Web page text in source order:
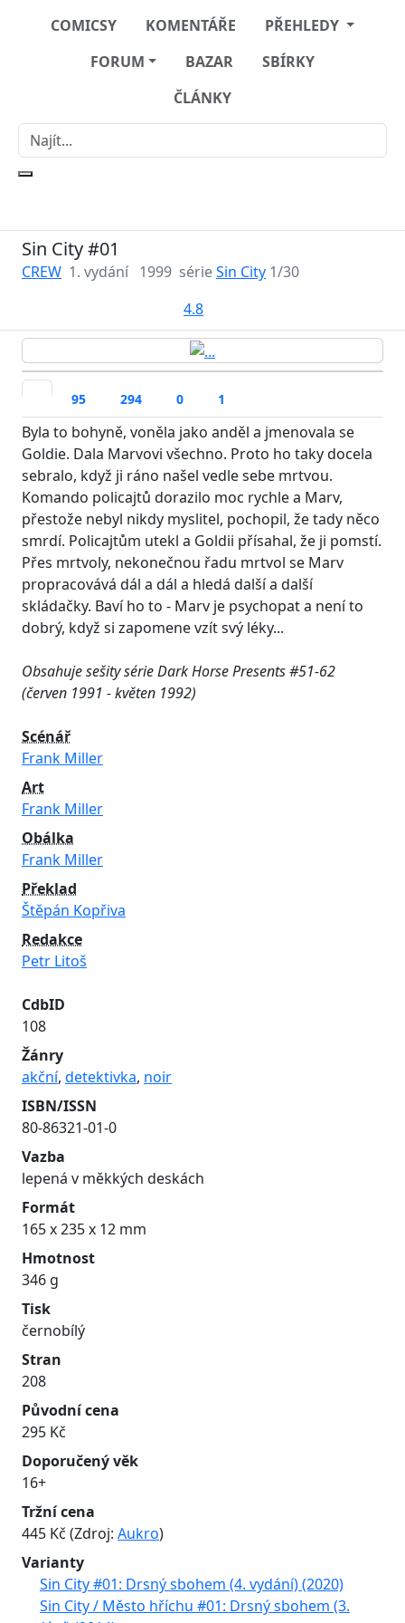
COMICSY KOMENTÁŘE
PŘEHLEDY
FORUM
BAZAR
SBÍRKY
ČLÁNKY
Sin City #01
CREW 1. vydání 1999 sérieSin City 1/30
4.8
95 294 0 1
Byla to bohyně, voněla jako anděl a jmenovala se
Goldie. Dala Marvovi všechno. Proto ho taky docela
sebralo, když ji ráno našel vedle sebe mrtvou.
Komando policajtů dorazilo moc rychle a Marv,
přestože nebyl nikdy myslitel, pochopil, že tady něco
smrdí. Policajtům utekl a Goldii přísahal, že ji pomstí.
Přes mrtvoly, nekonečnou řadu mrtvol se Marv
propracovává dál a dál a hledá další a další
skládačky. Baví ho to - Marv je psychopat a není to
dobrý, když si zapomene vzít svý léky...
Obsahuje sešity série Dark Horse Presents #51-62
(červen 1991 - květen 1992)
Scénář
Frank Miller
Art
Frank Miller
Obálka
Frank Miller
Překlad
Štěpán Kopřiva
Redakce
Petr Litoš
CdbID
108
Žánry
akční, detektivka, noir
ISBN/ISSN
80-86321-01-0
Vazba
lepená v měkkých deskách
Formát
165 x 235 x 12 mm
Hmotnost
346 g
Tisk
černobílý
Stran
208
Původní cena
295 Kč
Doporučený věk
16+
Tržní cena
445 Kč (Zdroj: Aukro)
Varianty
Sin City #01: Drsný sbohem (4. vydání) (2020)
Sin City / Město hříchu #01: Drsný sbohem (3.